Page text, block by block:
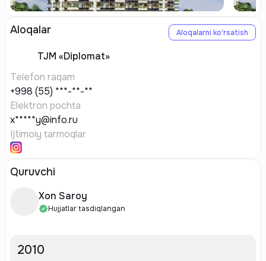
Aloqalar Aloqalarni ko'rsatish
TJM «Diplomat»
Telefon raqam
+998 (55) ***-**-**
Elektron pochta
x*****y@info.ru
Ijtimoiy tarmoqlar
Quruvchi
Xon Saroy
Hujjatlar tasdiqlangan
2010